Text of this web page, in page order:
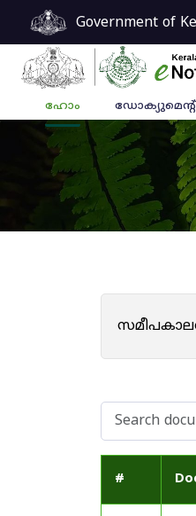
Government of
ഹോം
#